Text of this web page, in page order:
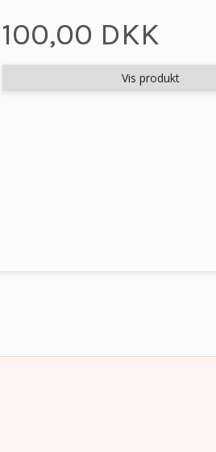
100,00 DKK
Vis produkt